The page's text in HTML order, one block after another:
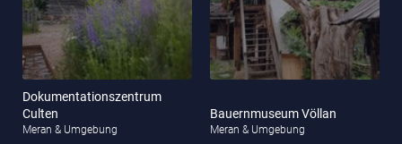
Dokumentationszentrum
Culten
Meran & Umgebung
Bauernmuseum Völlan
Meran & Umgebung